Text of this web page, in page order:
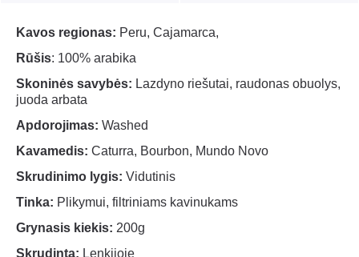
Kavos regionas: Peru, Cajamarca,
Rūšis: 100% arabika
Skoninės savybės: Lazdyno riešutai, raudonas obuolys,
juoda arbata
Apdorojimas: Washed
Kavamedis: Caturra, Bourbon, Mundo Novo
Skrudinimo lygis: Vidutinis
Tinka: Plikymui, filtriniams kavinukams
Grynasis kiekis: 200g
Skrudinta: Lenkijoje